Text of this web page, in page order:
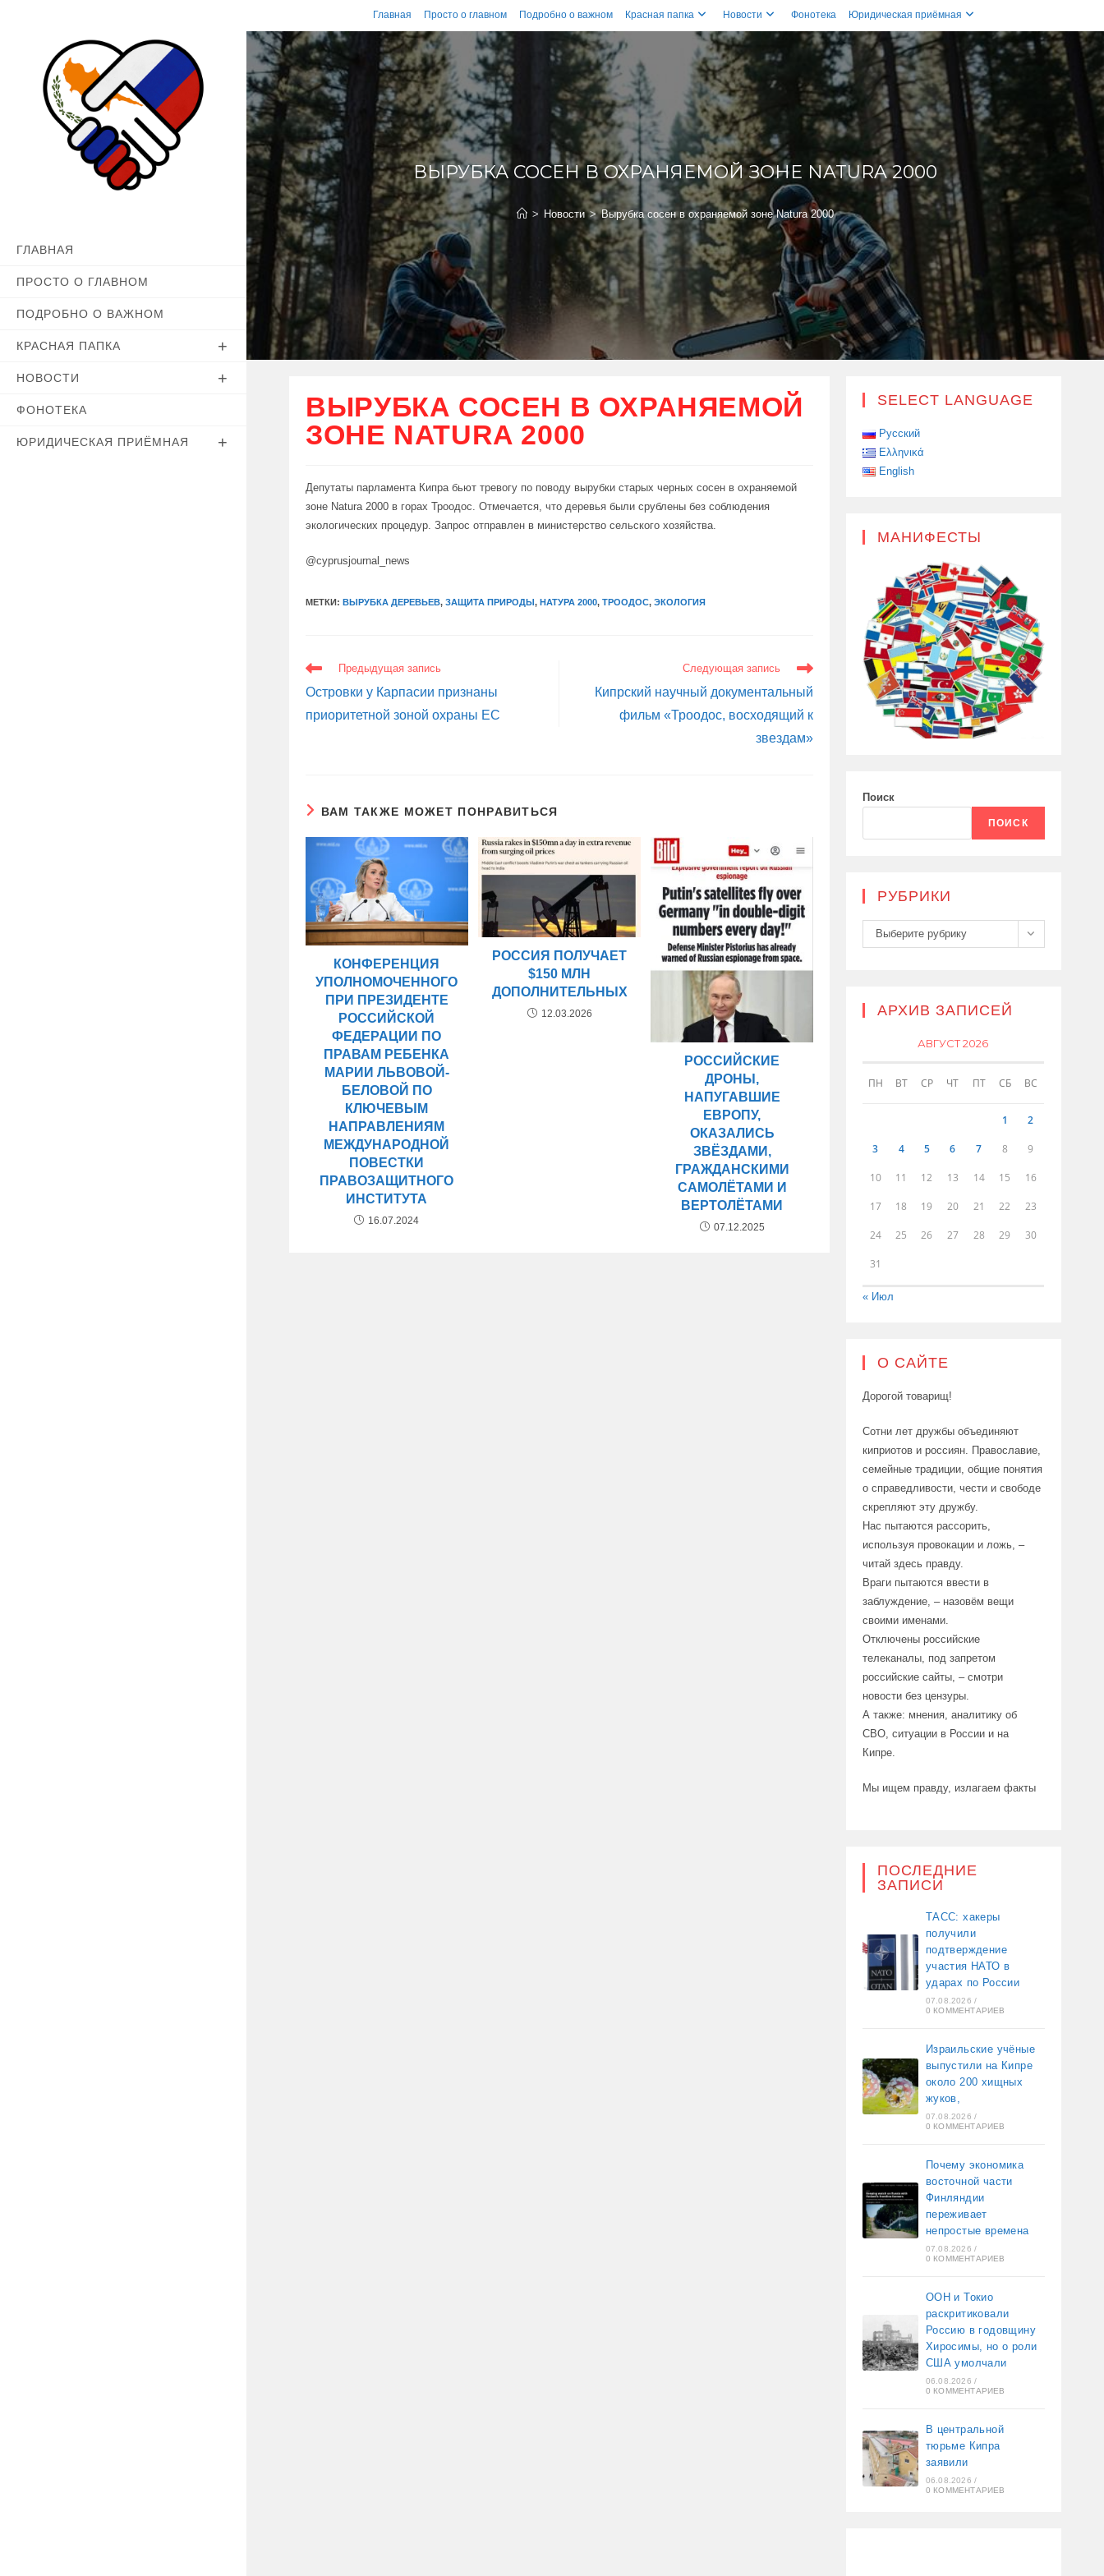
к
содержимому
Главная Просто о главном Подробно о важном Красная папка Новости Фонотека Юридическая приёмная
ГЛАВНАЯ
ПРОСТО О ГЛАВНОМ
ПОДРОБНО О ВАЖНОМ
КРАСНАЯ ПАПКА
НОВОСТИ
ФОНОТЕКА
ЮРИДИЧЕСКАЯ ПРИЁМНАЯ
ВЫРУБКА СОСЕН В ОХРАНЯЕМОЙ ЗОНЕ NATURA 2000
> Новости > Вырубка сосен в охраняемой зоне Natura 2000
ВЫРУБКА СОСЕН В ОХРАНЯЕМОЙ
ЗОНЕ NATURA 2000
Депутаты парламента Кипра бьют тревогу по поводу вырубки старых черных сосен в охраняемой
зоне Natura 2000 в горах Троодос. Отмечается, что деревья были срублены без соблюдения
экологических процедур. Запрос отправлен в министерство сельского хозяйства.
@cyprusjournal_news
МЕТКИ:ВЫРУБКА ДЕРЕВЬЕВ, ЗАЩИТА ПРИРОДЫ, НАТУРА 2000, ТРООДОС, ЭКОЛОГИЯ
ЕЩЕ
СТАТЬИ
Предыдущая запись
Островки у Карпасии признаны
приоритетной зоной охраны ЕС
Следующая запись
Кипрский научный документальный
фильм «Троодос, восходящий к
звездам»
ВАМ ТАКЖЕ МОЖЕТ ПОНРАВИТЬСЯ
КОНФЕРЕНЦИЯ
УПОЛНОМОЧЕННОГО
ПРИ ПРЕЗИДЕНТЕ
РОССИЙСКОЙ
ФЕДЕРАЦИИ ПО
ПРАВАМ РЕБЕНКА
МАРИИ ЛЬВОВОЙ-
БЕЛОВОЙ ПО
КЛЮЧЕВЫМ
НАПРАВЛЕНИЯМ
МЕЖДУНАРОДНОЙ
ПОВЕСТКИ
ПРАВОЗАЩИТНОГО
ИНСТИТУТА
16.07.2024
РОССИЯ ПОЛУЧАЕТ
$150 МЛН
ДОПОЛНИТЕЛЬНЫХ
12.03.2026
РОССИЙСКИЕ
ДРОНЫ,
НАПУГАВШИЕ
ЕВРОПУ,
ОКАЗАЛИСЬ
ЗВЁЗДАМИ,
ГРАЖДАНСКИМИ
САМОЛЁТАМИ И
ВЕРТОЛЁТАМИ
07.12.2025
SELECT LANGUAGE
Русский
Ελληνικά
English
МАНИФЕСТЫ
Поиск
ПОИСК
РУБРИКИ
Рубрики
Выберите рубрику
АРХИВ ЗАПИСЕЙ
АВГУСТ 2026
ПН ВТ СР ЧТ ПТ СБ ВС
1 2
3 4 5 6 7 8 9
10 11 12 13 14 15 16
17 18 19 20 21 22 23
24 25 26 27 28 29 30
31
« Июл
О САЙТЕ
Дорогой товарищ!
Сотни лет дружбы объединяют
киприотов и россиян. Православие,
семейные традиции, общие понятия
о справедливости, чести и свободе
скрепляют эту дружбу.
Нас пытаются рассорить,
используя провокации и ложь, –
читай здесь правду.
Враги пытаются ввести в
заблуждение, – назовём вещи
своими именами.
Отключены российские
телеканалы, под запретом
российские сайты, – смотри
новости без цензуры.
А также: мнения, аналитику об
СВО, ситуации в России и на
Кипре.
Мы ищем правду, излагаем факты
ПОСЛЕДНИЕ
ЗАПИСИ
ТАСС: хакеры
получили
подтверждение
участия НАТО в
ударах по России
07.08.2026 /
0 КОММЕНТАРИЕВ
Израильские учёные
выпустили на Кипре
около 200 хищных
жуков,
07.08.2026 /
0 КОММЕНТАРИЕВ
Почему экономика
восточной части
Финляндии
переживает
непростые времена
07.08.2026 /
0 КОММЕНТАРИЕВ
ООН и Токио
раскритиковали
Россию в годовщину
Хиросимы, но о роли
США умолчали
06.08.2026 /
0 КОММЕНТАРИЕВ
В центральной
тюрьме Кипра
заявили
06.08.2026 /
0 КОММЕНТАРИЕВ